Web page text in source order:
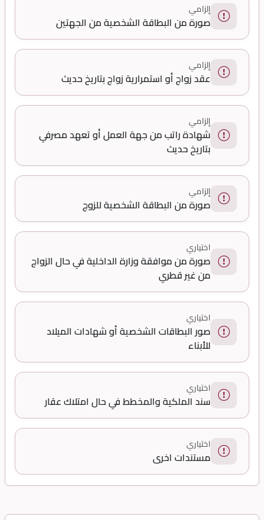
إلزامي
صورة من البطاقة الشخصية من الجهتين
إلزامي
عقد زواج أو استمرارية زواج بتاريخ حديث
إلزامي
شهادة راتب من جهة العمل أو تعهد مصرفي
بتاريخ حديث
إلزامي
صورة من البطاقة الشخصية للزوج
اختياري
صورة من موافقة وزارة الداخلية في حال الزواج
من غير قطري
اختياري
صور البطاقات الشخصية أو شهادات الميلاد
للأبناء
اختياري
سند الملكية والمخطط في حال امتلاك عقار
اختياري
مستندات اخرى